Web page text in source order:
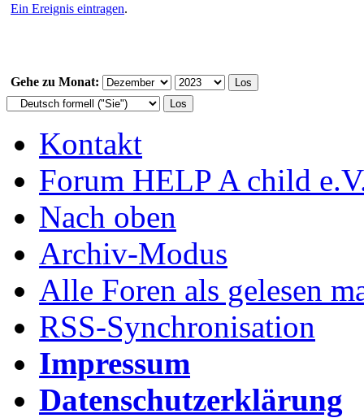
Ein Ereignis eintragen.
Gehe zu Monat:
Kontakt
Forum HELP A child
Nach oben
Archiv-Modus
Alle Foren als gelesen
RSS-Synchronisation
Impressum
Datenschutzerklärung